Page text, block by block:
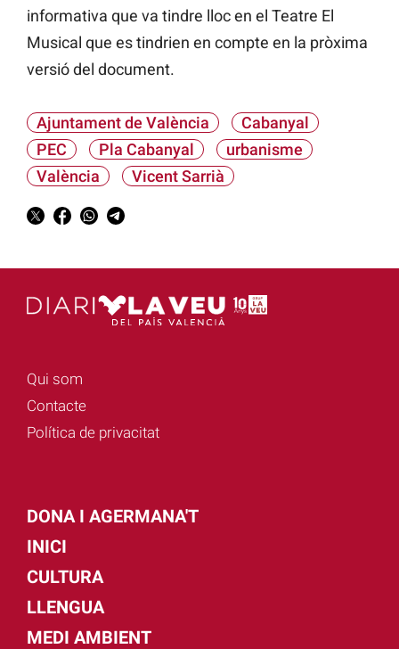
informativa que va tindre lloc en el Teatre El
Musical que es tindrien en compte en la pròxima
versió del document.
Ajuntament de València
Cabanyal
PEC
Pla Cabanyal
urbanisme
València
Vicent Sarrià
Qui som
Contacte
Política de privacitat
DONA I AGERMANA'T
INICI
CULTURA
LLENGUA
MEDI AMBIENT